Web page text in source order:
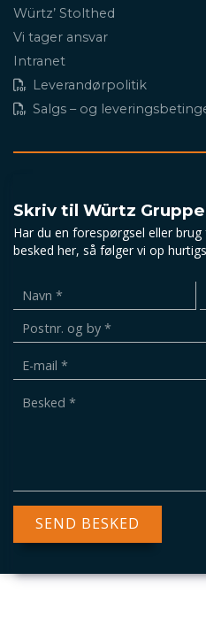
Würtz’ Stolthed
Vi tager ansvar
Intranet
Leverandørpolitik
Salgs – og
Skriv til Würtz
Har du en forespørgsel eller
besked her, så følger vi op